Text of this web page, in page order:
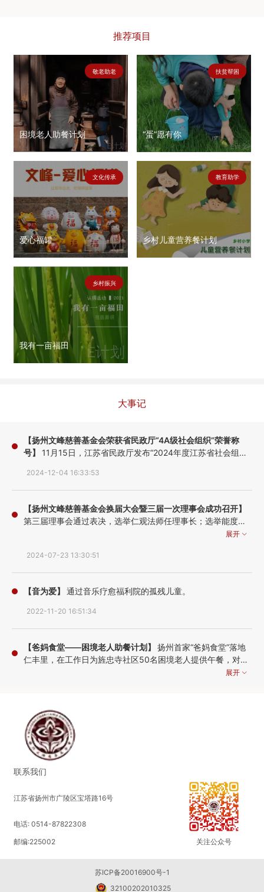
推荐项目
困境老人助餐计划
敬老助老
“蛋”愿有你
扶贫帮困
爱心福罐
文化传承
乡村儿童营养餐计划
教育助学
我有一亩福田
乡村振兴
大事记
【扬州文峰慈善基金会荣获省民政厅“4A级社会组织”荣誉称
号】 11月15日，江苏省民政厅发布“2024年度江苏省社会组织
证书和社会组织等级评估奖牌，扬州文峰慈善基金会正式被授
予“4A级社会组织”荣誉称号！
2024-12-04 16:33:53
【扬州文峰慈善基金会换届大会暨三届一次理事会成功召开】
第三届理事会通过表决，选举仁观法师任理事长；选举能度法
师任副理事长；选举肖楠女士任副理事长兼秘书长；选举贾占
丽玲女士为第三届理事会名誉理事长；礼请徐永斌先生、传智
法师、赵长虹女士、郭祝山先生为基金会顾问，张一军先生为
名誉理事。
展开
2024-07-23 13:30:51
【音为爱】 通过音乐疗愈福利院的孤残儿童。
2022-11-20 16:51:34
【爸妈食堂——困境老人助餐计划】 扬州首家“爸妈食堂”落地
仁丰里，在工作日为旌忠寺社区50名困境老人提供午餐，对于
行动不便的老人，志愿者还将上门送餐，以此改善老人生活质
展开
【乡村儿童营养餐计划】
为化隆县100名困境学子提供在校期间每天一顿的营养爱心
餐，以改善孩子们的膳食营养，增强身体素质，促进健康成
长。
2021-09-01 16:05:11
扬州突发新冠疫情，我会联合苏州弘化
社慈善基金会、无锡祥符慈善基金会、常州天宁禅寺慈善基金
会、无锡暨阳圆融慈善基金会、无锡灵山慈善基金会、扬州恒
展开
联系我们
江苏省扬州市广陵区宝塔路16号
电话: 0514-87822308
邮编:225002
关注公众号
苏ICP备20016900号-1
32100202010325